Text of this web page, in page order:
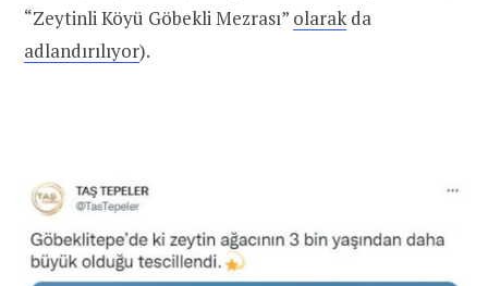
“Zeytinli Köyü Göbekli Mezrası” olarakda
adlandırılıyor).